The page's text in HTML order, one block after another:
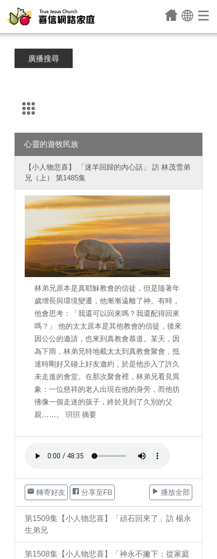
廣播搜尋
心靈的遊牧民族
【小人物悲喜】 「迷羊回歸的內心話」 訪 林茂雪弟
兄（上） 第1485集
林弟兄原本是真耶穌教會的信徒，但是隨著年
歲增長與環境變遷，他漸漸遠離了神。有時，
他會思考：「我還可以回來嗎？我還配得回來
嗎？」 他的太太原本是其他教會的信徒，後來
因公公的邀請，也來到真教會慕道。某天，因
為下雨，林弟兄特地載太太到真教會聚會，抵
達時剛好又碰上好友邀約，於是他步入了許久
未走進的會堂。在那次聚會裡，林弟兄看見異
象：一位慈祥的老人出現在他的身旁，而他彷
彿像一個走迷的孩子，終於見到了久別的父
親……。 珼珼 摘要
轉寄好友 分享至FB 播放全部
第1509集【小人物悲喜】「頑石回來了」訪 楊永
生弟兄
第1508集【小人物悲喜】「神永不撇下：從家庭